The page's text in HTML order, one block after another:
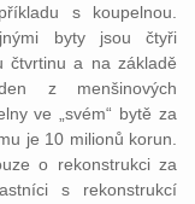
s koupelnou.
byty jsou čtyři
čtvrtinu a na základě
z menšinových
ve „svém“ bytě za
je 10 milionů korun.
o rekonstrukci za
s rekonstrukcí